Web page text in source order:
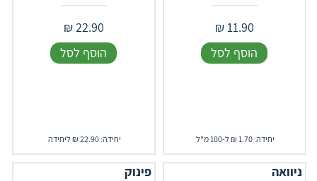
11.90
₪
הוסף לסל
יחידה: 1.70 ₪ ל-100 מ"ל
22.90
₪
הוסף לסל
יחידה: 22.90 ₪ ליחידה
ניוואה פינוק